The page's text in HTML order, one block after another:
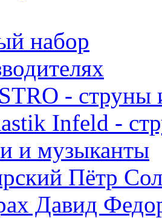
набор
- струны
Infeld -
и музыканты
Пётр
Давид